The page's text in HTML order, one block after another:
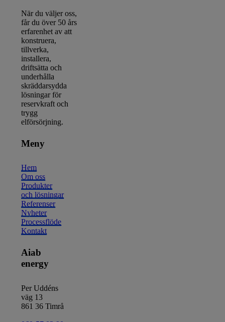
När du väljer oss,
får du över 50 års
erfarenhet av att
konstruera,
tillverka,
installera,
driftsätta och
underhålla
skräddarsydda
lösningar för
reservkraft och
trygg
elförsörjning.
Meny
Hem
Om oss
Produkter
och lösningar
Referenser
Nyheter
Processflöde
Kontakt
Aiab
energy
Per Uddéns
väg 13
861 36 Timrå